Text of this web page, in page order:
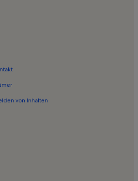
Stedten
Erfurter Puffbohne
Erfurt
Weihnachtsmarkt
in Niederzimmern
in Nöda
in Ichtershausen
von Inhalten